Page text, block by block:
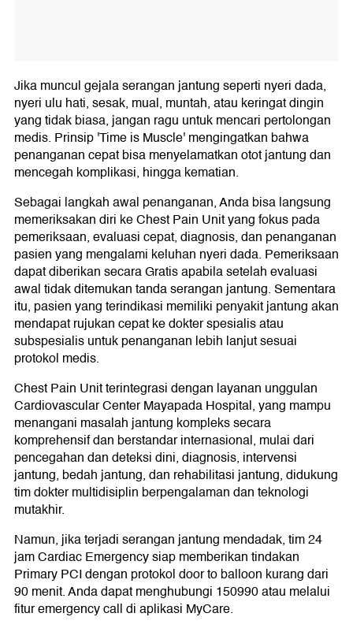
Jika muncul gejala serangan jantung seperti nyeri dada,
nyeri ulu hati, sesak, mual, muntah, atau keringat dingin
yang tidak biasa, jangan ragu untuk mencari pertolongan
medis. Prinsip 'Time is Muscle' mengingatkan bahwa
penanganan cepat bisa menyelamatkan otot jantung dan
mencegah komplikasi, hingga kematian.
Sebagai langkah awal penanganan, Anda bisa langsung
memeriksakan diri ke Chest Pain Unit yang fokus pada
pemeriksaan, evaluasi cepat, diagnosis, dan penanganan
pasien yang mengalami keluhan nyeri dada. Pemeriksaan
dapat diberikan secara Gratis apabila setelah evaluasi
awal tidak ditemukan tanda serangan jantung. Sementara
itu, pasien yang terindikasi memiliki penyakit jantung akan
mendapat rujukan cepat ke dokter spesialis atau
subspesialis untuk penanganan lebih lanjut sesuai
protokol medis.
Chest Pain Unit terintegrasi dengan layanan unggulan
Cardiovascular Center Mayapada Hospital, yang mampu
menangani masalah jantung kompleks secara
komprehensif dan berstandar internasional, mulai dari
pencegahan dan deteksi dini, diagnosis, intervensi
jantung, bedah jantung, dan rehabilitasi jantung, didukung
tim dokter multidisiplin berpengalaman dan teknologi
mutakhir.
Namun, jika terjadi serangan jantung mendadak, tim 24
jam Cardiac Emergency siap memberikan tindakan
Primary PCI dengan protokol door to balloon kurang dari
90 menit. Anda dapat menghubungi 150990 atau melalui
fitur emergency call di aplikasi MyCare.